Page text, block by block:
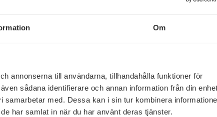
Om
annonserna till användarna, tillhandahålla funktioner för
sådana identifierare och annan information från din enhet
med. Dessa kan i sin tur kombinera
har samlat in när du har använt deras tjänster.
blocken
blir
som dessutom
Instagram